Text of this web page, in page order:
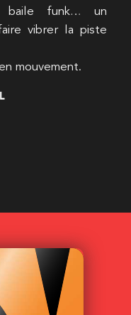
baile funk… un
vibrer la piste
mouvement.